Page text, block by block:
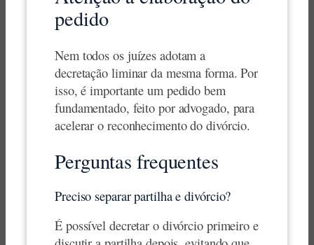
pedido
Nem todos os juízes adotam a
decretação liminar da mesma forma. Por
isso, é importante um pedido bem
fundamentado, feito por advogado, para
acelerar o reconhecimento do divórcio.
Perguntas frequentes
Preciso separar partilha e divórcio?
É possível decretar o divórcio primeiro e